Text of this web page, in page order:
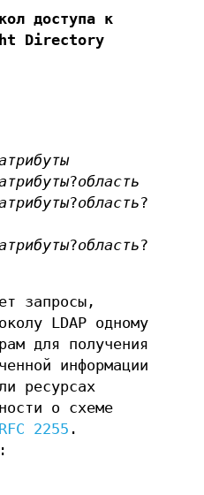
доступа к
Directory
?область
?область?
?область?
запросы,
LDAP одному
для получения
информации
ресурсах
о схеме
RFC 2255 .